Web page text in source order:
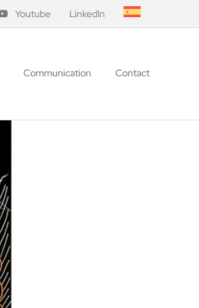
Youtube LinkedIn
Communication Contact